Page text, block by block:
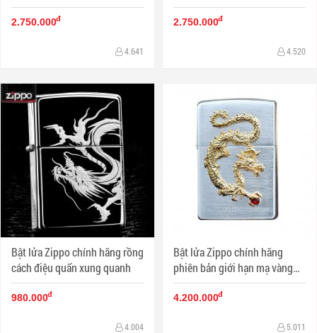
2.750.000đ
4.641
2.750.000đ
4.520
Bật lửa Zippo chính hãng rồng
cách điệu quấn xung quanh
980.000đ
4.004
Bật lửa Zippo chính hãng
phiên bản giới hạn mạ vàng
Dragon giữ ngọc
4.200.000đ
5.011